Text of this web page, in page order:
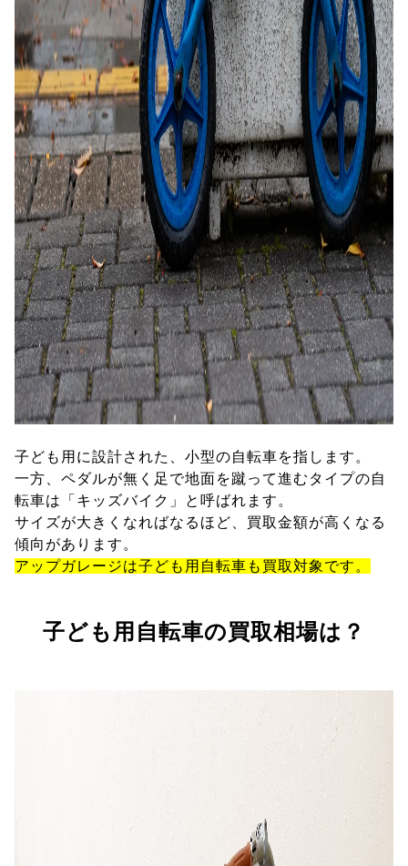
子ども用に設計された、小型の自転車を指します。
一方、ペダルが無く足で地面を蹴って進むタイプの自
転車は「キッズバイク」と呼ばれます。
サイズが大きくなればなるほど、買取金額が高くなる
傾向があります。
アップガレージは子ども用自転車も買取対象です。
子ども用自転車の買取相場は？